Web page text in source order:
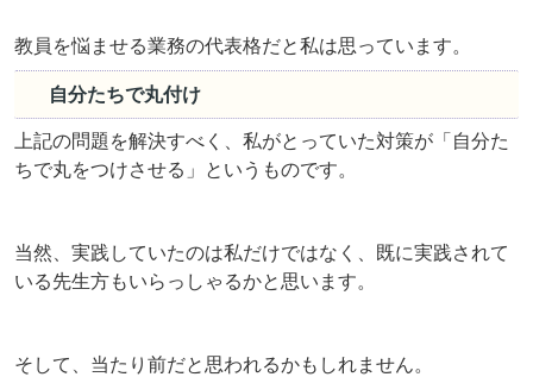
教員を悩ませる業務の代表格だと私は思っています。
自分たちで丸付け
上記の問題を解決すべく、私がとっていた対策が「自分た
ちで丸をつけさせる」というものです。
当然、実践していたのは私だけではなく、既に実践されて
いる先生方もいらっしゃるかと思います。
そして、当たり前だと思われるかもしれません。